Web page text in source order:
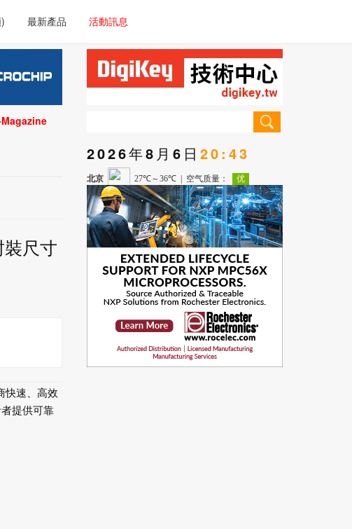
微處理器/微控制器
最新產品 活動訊息
介面技術
微處理器/微控制器
量測儀器
尺寸
快速、高效
提供可靠
2026年8月6日 20:43